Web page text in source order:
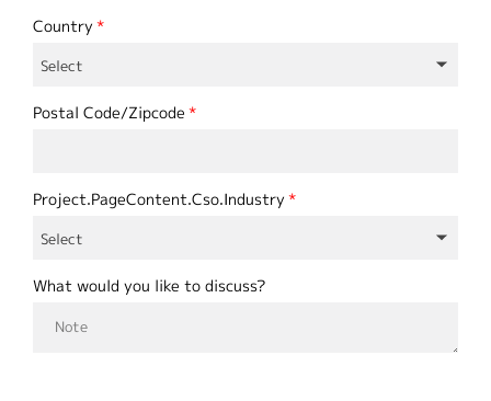
Country
Postal Code/Zipcode
Project.PageContent.Cso.Industry
What would you like to discuss?